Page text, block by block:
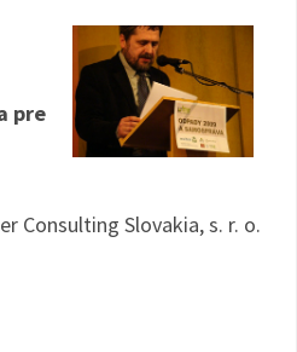
pre
Consulting Slovakia, s. r. o.